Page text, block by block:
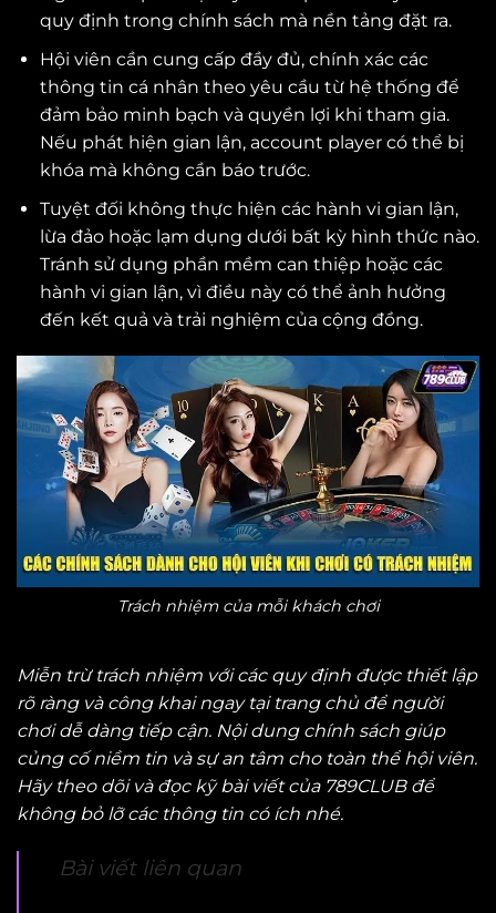
quy định trong chính sách mà nền tảng đặt ra.
Hội viên cần cung cấp đầy đủ, chính xác các
thông tin cá nhân theo yêu cầu từ hệ thống để
đảm bảo minh bạch và quyền lợi khi tham gia.
Nếu phát hiện gian lận, account player có thể bị
khóa mà không cần báo trước.
Tuyệt đối không thực hiện các hành vi gian lận,
lừa đảo hoặc lạm dụng dưới bất kỳ hình thức nào.
Tránh sử dụng phần mềm can thiệp hoặc các
hành vi gian lận, vì điều này có thể ảnh hưởng
đến kết quả và trải nghiệm của cộng đồng.
Trách nhiệm của mỗi khách chơi
Miễn trừ trách nhiệm với các quy định được thiết lập
rõ ràng và công khai ngay tại trang chủ để người
chơi dễ dàng tiếp cận. Nội dung chính sách giúp
củng cố niềm tin và sự an tâm cho toàn thể hội viên.
Hãy theo dõi và đọc kỹ bài viết của 789CLUB để
không bỏ lỡ các thông tin có ích nhé.
Bài viết liên quan